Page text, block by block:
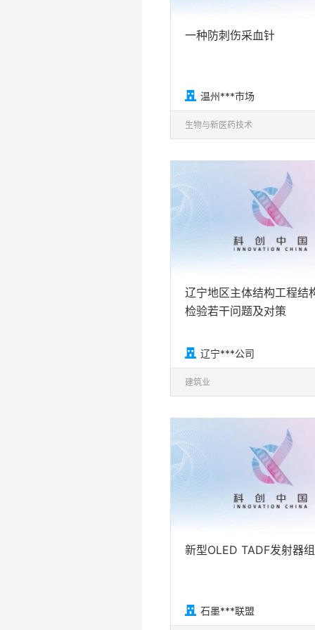
一种防刺伤采血针
 温州***市场
生物与新医药技术
辽宁地区主体结构工程结
检验若干问题及对策
 辽宁***公司
建筑业
新型OLED TADF发射器
 石墨***联盟